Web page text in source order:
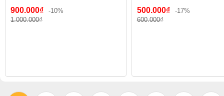
900.000₫
-10%
1.000.000₫
500.000₫
-17%
600.000₫